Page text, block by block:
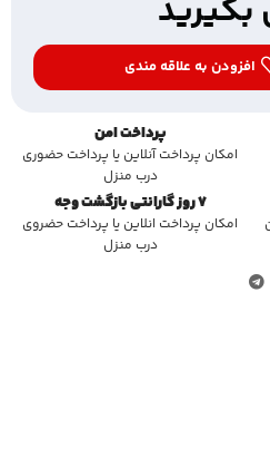
افزودن به علاقه مندی
پرداخت امن
امکان پرداخت آنلاین یا پرداخت حضوری
درب منزل
7 روز گارانتی بازگشت وجه
امکان پرداخت انلاین یا پرداخت حضروی
درب منزل